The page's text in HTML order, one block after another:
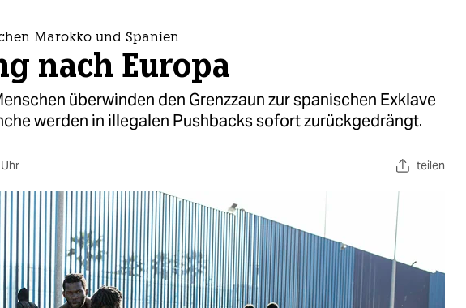
Marokko und Spanien
nach Europa
überwinden den Grenzzaun zur spanischen Exklave
werden in illegalen Pushbacks sofort zurückgedrängt.
teilen